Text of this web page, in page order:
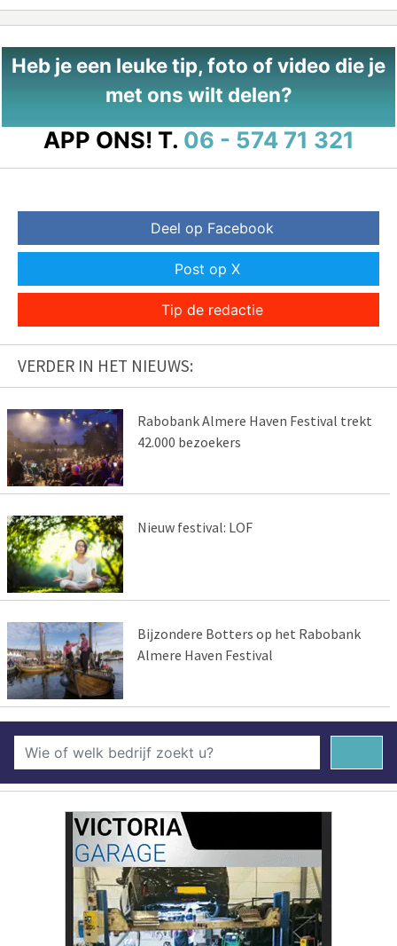
Heb je een leuke tip, foto of video die je
met ons wilt delen?
APP ONS! T. 06 - 574 71 321
Deel op Facebook
Post op X
Tip de redactie
VERDER IN HET NIEUWS:
Rabobank Almere Haven Festival trekt
42.000 bezoekers
Nieuw festival: LOF
Bijzondere Botters op het Rabobank
Almere Haven Festival